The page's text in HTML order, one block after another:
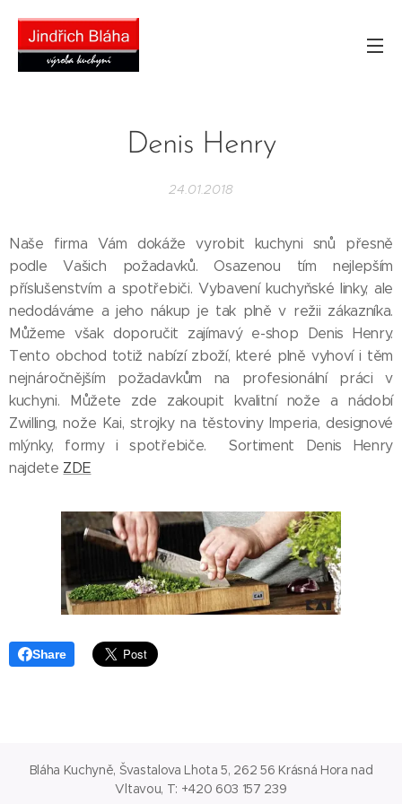
Denis Henry
24.01.2018
Naše firma Vám dokáže vyrobit kuchyni snů přesně
podle Vašich požadavků. Osazenou tím nejlepším
příslušenstvím a spotřebiči. Vybavení kuchyňské linky, ale
nedodáváme a jeho nákup je tak plně v režii zákazníka.
Můžeme však doporučit zajímavý e-shop Denis Henry.
Tento obchod totiž nabízí zboží, které plně vyhoví i těm
nejnáročnějším požadavkům na profesionální práci v
kuchyni. Můžete zde zakoupit kvalitní nože a nádobí
Zwilling, nože Kai, strojky na těstoviny Imperia, designové
mlýnky, formy i spotřebiče. Sortiment Denis Henry
najdete ZDE
Share
Bláha Kuchyně, Švastalova Lhota 5, 262 56 Krásná Hora nad
Vltavou, T: +420 603 157 239